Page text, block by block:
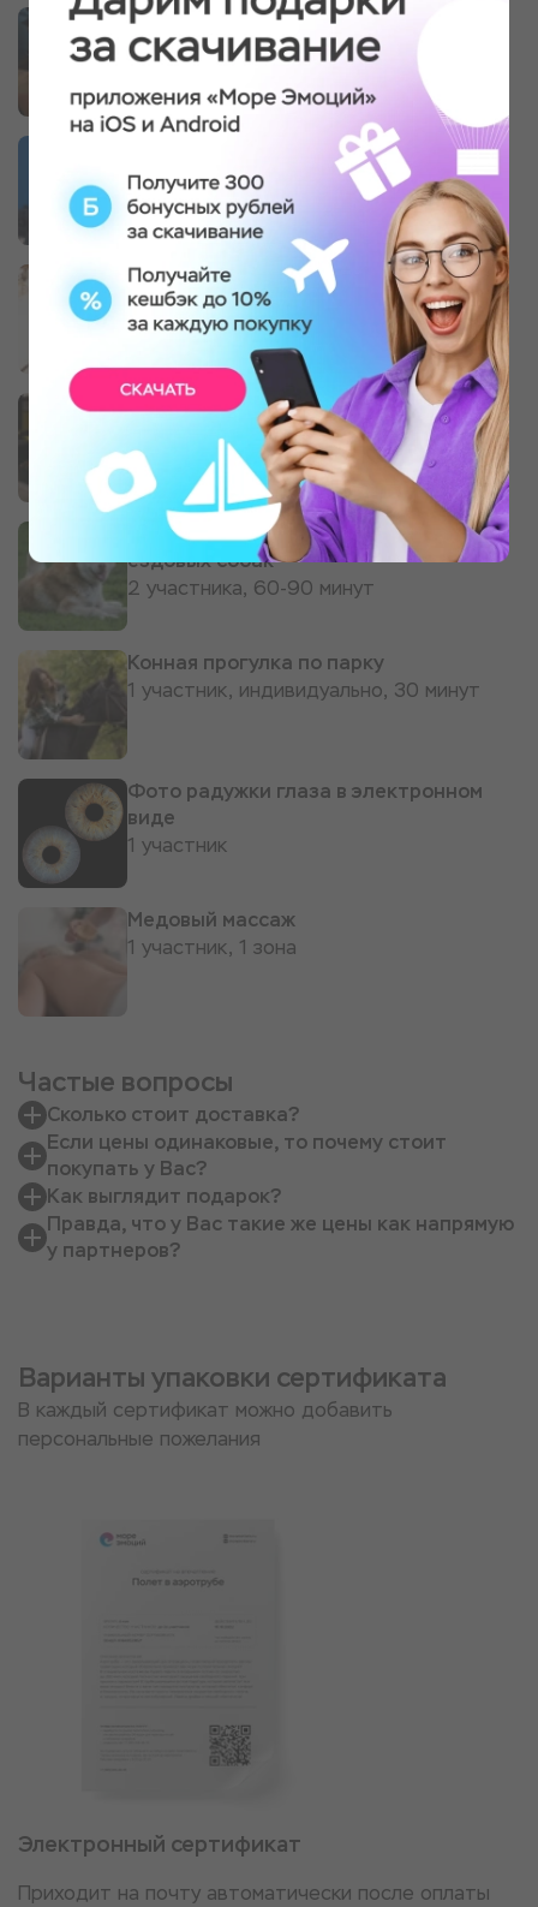
Мастер-класс: изделие из
натуральной кожи
1 участник, 1 занятие
Уроки игры на фортепиано
1 участник, 1 занятие
Драйвовый картинг на крытом треке
1 участник, 10 минут
Экскурсия по питомнику северных
ездовых собак
2 участника, 60-90 минут
Конная прогулка по парку
1 участник, индивидуально, 30 минут
Фото радужки глаза в электронном
виде
1 участник
Медовый массаж
1 участник, 1 зона
Частые вопросы
Сколько стоит доставка?
Если цены одинаковые, то почему стоит
покупать у Вас?
Как выглядит подарок?
Правда, что у Вас такие же цены как напрямую
у партнеров?
Варианты упаковки сертификата
В каждый сертификат можно добавить
персональные пожелания
Электронный сертификат
Приходит на почту автоматически после оплаты